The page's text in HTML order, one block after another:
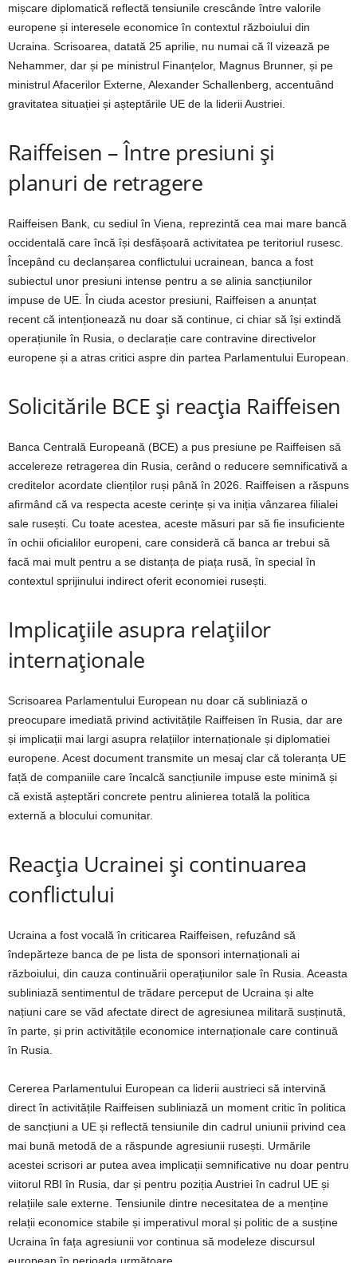
mișcare diplomatică reflectă tensiunile crescânde între valorile
europene și interesele economice în contextul războiului din
Ucraina. Scrisoarea, datată 25 aprilie, nu numai că îl vizează pe
Nehammer, dar și pe ministrul Finanțelor, Magnus Brunner, și pe
ministrul Afacerilor Externe, Alexander Schallenberg, accentuând
gravitatea situației și așteptările UE de la liderii Austriei.
Raiffeisen – Între presiuni și
planuri de retragere
Raiffeisen Bank, cu sediul în Viena, reprezintă cea mai mare bancă
occidentală care încă își desfășoară activitatea pe teritoriul rusesc.
Începând cu declanșarea conflictului ucrainean, banca a fost
subiectul unor presiuni intense pentru a se alinia sancțiunilor
impuse de UE. În ciuda acestor presiuni, Raiffeisen a anunțat
recent că intenționează nu doar să continue, ci chiar să își extindă
operațiunile în Rusia, o declarație care contravine directivelor
europene și a atras critici aspre din partea Parlamentului European.
Solicitările BCE și reacția Raiffeisen
Banca Centrală Europeană (BCE) a pus presiune pe Raiffeisen să
accelereze retragerea din Rusia, cerând o reducere semnificativă a
creditelor acordate clienților ruși până în 2026. Raiffeisen a răspuns
afirmând că va respecta aceste cerințe și va iniția vânzarea filialei
sale rusești. Cu toate acestea, aceste măsuri par să fie insuficiente
în ochii oficialilor europeni, care consideră că banca ar trebui să
facă mai mult pentru a se distanța de piața rusă, în special în
contextul sprijinului indirect oferit economiei rusești.
Implicațiile asupra relațiilor
internaționale
Scrisoarea Parlamentului European nu doar că subliniază o
preocupare imediată privind activitățile Raiffeisen în Rusia, dar are
și implicații mai largi asupra relațiilor internaționale și diplomatiei
europene. Acest document transmite un mesaj clar că toleranța UE
față de companiile care încalcă sancțiunile impuse este minimă și
că există așteptări concrete pentru alinierea totală la politica
externă a blocului comunitar.
Reacția Ucrainei și continuarea
conflictului
Ucraina a fost vocală în criticarea Raiffeisen, refuzând să
îndepărteze banca de pe lista de sponsori internaționali ai
războiului, din cauza continuării operațiunilor sale în Rusia. Aceasta
subliniază sentimentul de trădare perceput de Ucraina și alte
națiuni care se văd afectate direct de agresiunea militară susținută,
în parte, și prin activitățile economice internaționale care continuă
în Rusia.
Cererea Parlamentului European ca liderii austrieci să intervină
direct în activitățile Raiffeisen subliniază un moment critic în politica
de sancțiuni a UE și reflectă tensiunile din cadrul uniunii privind cea
mai bună metodă de a răspunde agresiunii rusești. Urmările
acestei scrisori ar putea avea implicații semnificative nu doar pentru
viitorul RBI în Rusia, dar și pentru poziția Austriei în cadrul UE și
relațiile sale externe. Tensiunile dintre necesitatea de a menține
relații economice stabile și imperativul moral și politic de a susține
Ucraina în fața agresiunii vor continua să modeleze discursul